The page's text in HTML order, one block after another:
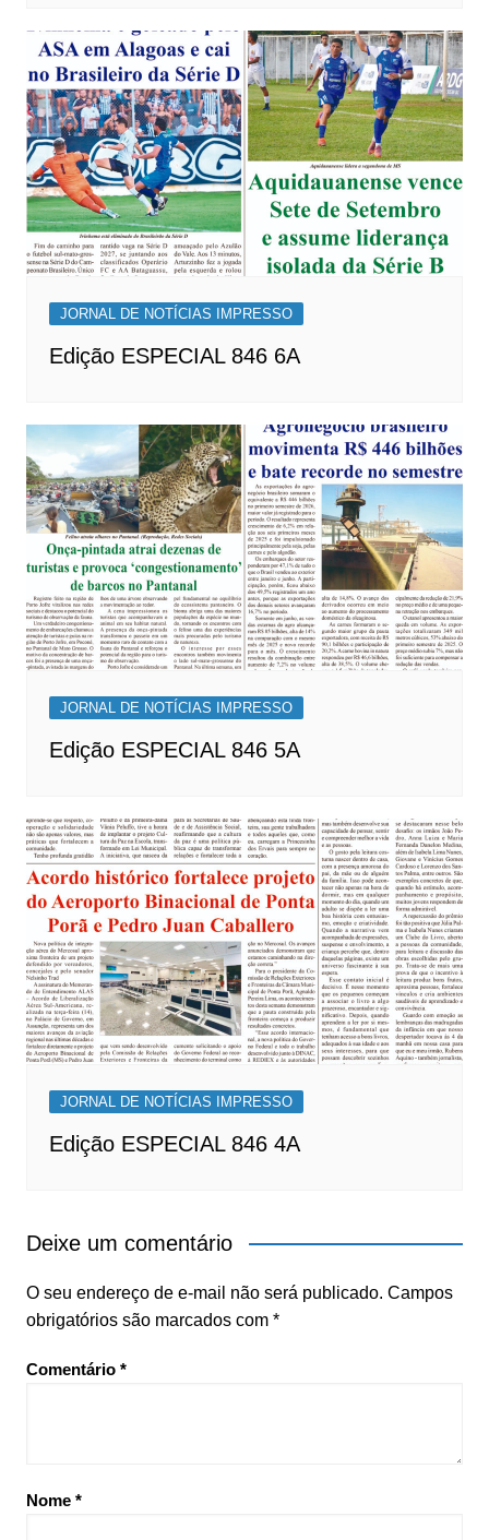
JORNAL DE NOTÍCIAS IMPRESSO
Edição ESPECIAL 846 6A
JORNAL DE NOTÍCIAS IMPRESSO
Edição ESPECIAL 846 5A
JORNAL DE NOTÍCIAS IMPRESSO
Edição ESPECIAL 846 4A
Deixe um comentário
O seu endereço de e-mail não será publicado. Campos
obrigatórios são marcados com *
Comentário *
Nome *